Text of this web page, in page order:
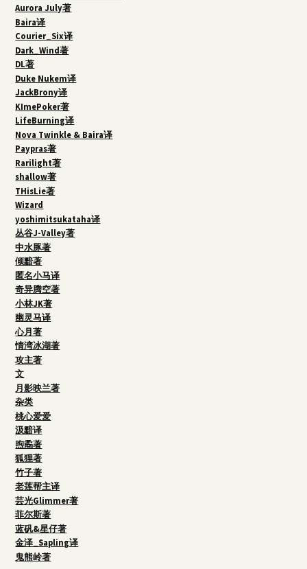
Aurora July著
Baira译
Courier_Six译
Dark_Wind著
DL著
Duke Nukem译
JackBrony译
KImePoker著
LifeBurning译
Nova Twinkle & Baira译
Paypras著
Rarilight著
shallow著
THisLie著
Wizard
yoshimitsukataha译
丛谷J-Valley著
中水豚著
倾黯著
匿名小马译
奇异腾空著
小林JK著
幽灵马译
心月著
情湾冰湖著
攻主著
文
月影映兰著
杂类
桃心爱爱
汲黯译
煦矞著
狐狸著
竹子著
老莲帮主译
芸光Glimmer著
菲尔斯著
蓝矾&星仔著
金泽_Sapling译
鬼熊岭著